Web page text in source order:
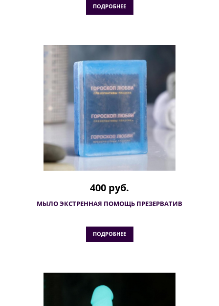
ПОДРОБНЕЕ
400 руб.
МЫЛО ЭКСТРЕННАЯ ПОМОЩЬ ПРЕЗЕРВАТИВ
ПОДРОБНЕЕ